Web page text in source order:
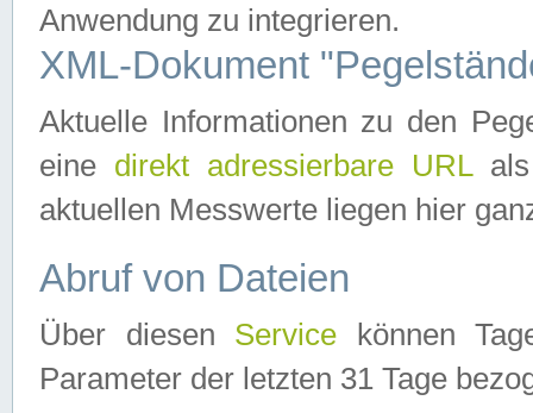
Anwendung zu integrieren.
XML-Dokument
Aktuelle Informationen zu den
eine direkt adressierbare URLals
aktuellen Messwerte liegen hier
Abruf von Dateien
Über diesen Service können
Parameter der letzten 31 Tage